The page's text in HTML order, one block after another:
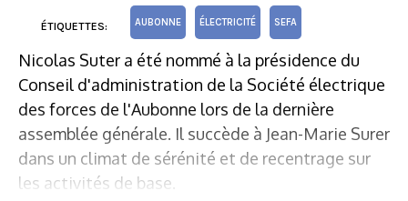
ÉTIQUETTES: AUBONNE ÉLECTRICITÉ SEFA
Nicolas Suter a été nommé à la présidence du
Conseil d'administration de la Société électrique
des forces de l'Aubonne lors de la dernière
assemblée générale. Il succède à Jean-Marie Surer
dans un climat de sérénité et de recentrage sur
les activités de base.